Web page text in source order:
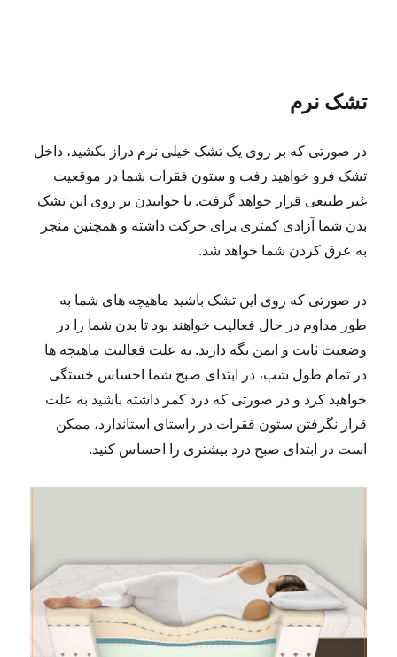
تشک نرم
در صورتی که بر روی یک تشک خیلی نرم دراز بکشید، داخل
تشک فرو خواهید رفت و ستون فقرات شما در موقعیت
غیر طبیعی قرار خواهد گرفت. با خوابیدن بر روی این تشک
بدن شما آزادی کمتری برای حرکت داشته و همچنین منجر
به عرق کردن شما خواهد شد.
در صورتی که روی این تشک باشید ماهیچه های شما به
طور مداوم در حال فعالیت خواهند بود تا بدن شما را در
وضعیت ثابت و ایمن نگه دارند. به علت فعالیت ماهیچه ها
در تمام طول شب، در ابتدای صبح شما احساس خستگی
خواهید کرد و در صورتی که درد کمر داشته باشید به علت
قرار نگرفتن ستون فقرات در راستای استاندارد، ممکن
است در ابتدای صبح درد بیشتری را احساس کنید.